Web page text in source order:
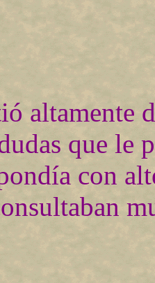
altamente
que le
con